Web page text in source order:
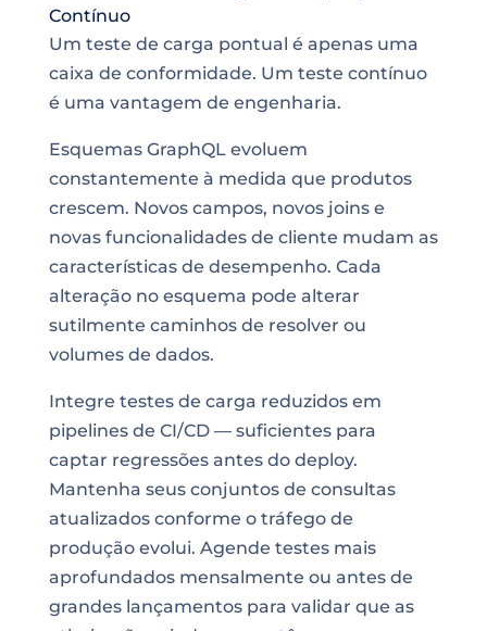
Contínuo
Um teste de carga pontual é apenas uma
caixa de conformidade. Um teste contínuo
é uma vantagem de engenharia.
Esquemas GraphQL evoluem
constantemente à medida que produtos
crescem. Novos campos, novos joins e
novas funcionalidades de cliente mudam as
características de desempenho. Cada
alteração no esquema pode alterar
sutilmente caminhos de resolver ou
volumes de dados.
Integre testes de carga reduzidos em
pipelines de CI/CD — suficientes para
captar regressões antes do deploy.
Mantenha seus conjuntos de consultas
atualizados conforme o tráfego de
produção evolui. Agende testes mais
aprofundados mensalmente ou antes de
grandes lançamentos para validar que as